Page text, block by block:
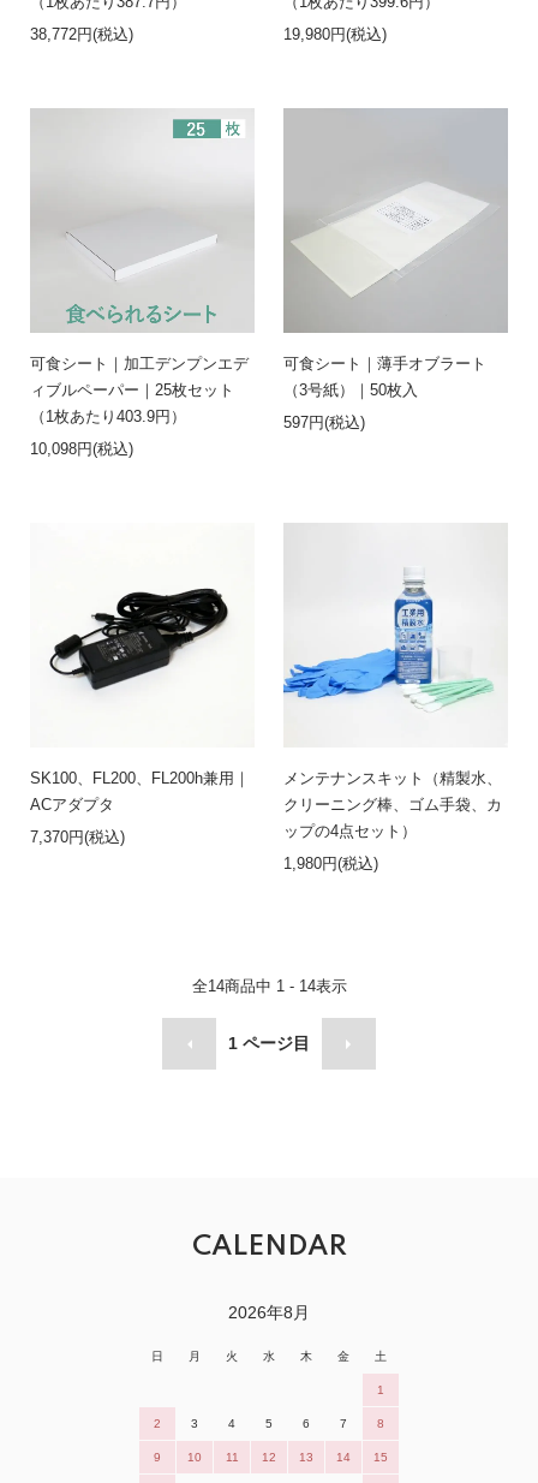
38,772円(税込)
19,980円(税込)
可食シート｜加工デンプンエデ
ィブルペーパー｜25枚セット
（1枚あたり403.9円）
10,098円(税込)
可食シート｜薄手オブラート
（3号紙）｜50枚入
597円(税込)
SK100、FL200、FL200h兼用｜
ACアダプタ
7,370円(税込)
メンテナンスキット（精製水、
クリーニング棒、ゴム手袋、カ
ップの4点セット）
1,980円(税込)
全14商品中 1 - 14表示
1 ページ目
CALENDAR
2026年8月
日 月 火 水 木 金 土
1
2 3 4 5 6 7 8
9 10 11 12 13 14 15